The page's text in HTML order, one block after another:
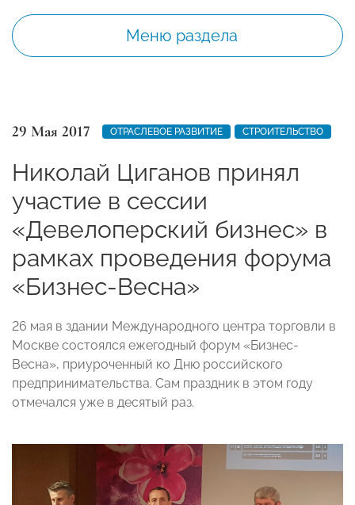
Меню раздела
29 Мая 2017 ОТРАСЛЕВОЕ РАЗВИТИЕ СТРОИТЕЛЬСТВО
Николай Циганов принял
участие в сессии
«Девелоперский бизнес» в
рамках проведения форума
«Бизнес-Весна»
26 мая в здании Международного центра торговли в
Москве состоялся ежегодный форум «Бизнес-
Весна», приуроченный ко Дню российского
предпринимательства. Сам праздник в этом году
отмечался уже в десятый раз.